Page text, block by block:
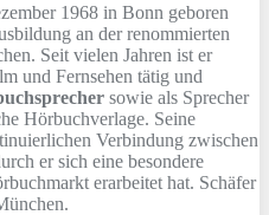
1968 in Bonn geboren
an der renommierten
Seit vielen Jahren ist er
und Fernsehen tätig und
sowie als Sprecher
Hörbuchverlage. Seine
Verbindung zwischen
er sich eine besondere
erarbeitet hat. Schäfer